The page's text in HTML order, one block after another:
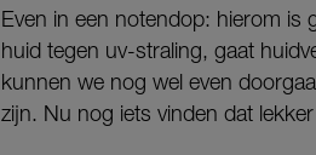
Even in een notendop: hierom is
huid tegen uv-straling, gaat
kunnen we nog wel even
zijn. Nu nog iets vinden dat